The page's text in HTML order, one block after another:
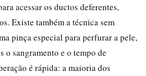
acessar os ductos deferentes,
Existe também a técnica sem
pinça especial para perfurar a pele,
o sangramento e o tempo de
é rápida: a maioria dos